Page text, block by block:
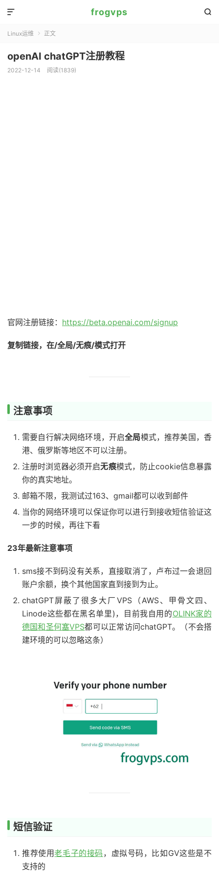
frogvps 

Linux运维  正文
openAI chatGPT注册教程
2022-12-14 阅读(1839)
官网注册链接： https://beta.openai.com/signup
复制链接，在/全局/无痕/模式打开
注意事项
需要自行解决网络环境，开启全局模式，推荐美国，香
港、俄罗斯等地区不可以注册。
注册时浏览器必须开启无痕模式，防止cookie信息暴露
你的真实地址。
邮箱不限，我测试过163、gmail都可以收到邮件
当你的网络环境可以保证你可以进行到接收短信验证这
一步的时候，再往下看
23年最新注意事项
sms接不到码没有关系，直接取消了，卢布过一会退回
账户余额，换个其他国家直到接到为止。
chatGPT屏蔽了很多大厂VPS（AWS、甲骨文四、
Linode这些都在黑名单里)，目前我自用的OLINK家的
德国和圣何塞VPS都可以正常访问chatGPT。（不会搭
建环境的可以忽略这条）
短信验证
推荐使用老毛子的接码 ，虚拟号码，比如GV这些是不
支持的